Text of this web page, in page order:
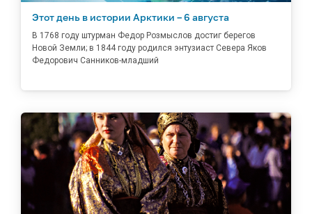
Этот день в истории Арктики – 6 августа
В 1768 году штурман Федор Розмыслов достиг берегов
Новой Земли; в 1844 году родился энтузиаст Севера Яков
Федорович Санников-младший